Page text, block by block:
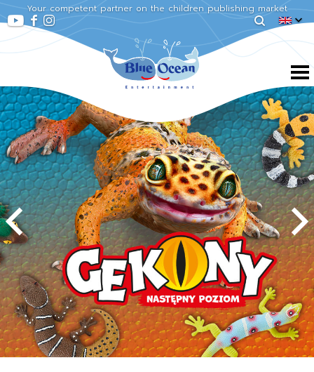
Your competent partner on the children publishing market